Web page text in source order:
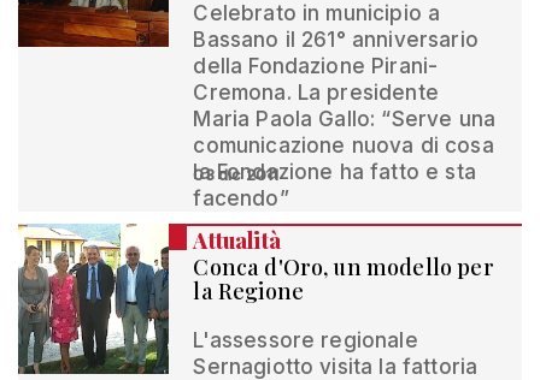
Celebrato in municipio a
Bassano il 261° anniversario
della Fondazione Pirani-
Cremona. La presidente
Maria Paola Gallo: “Serve una
comunicazione nuova di cosa
la Fondazione ha fatto e sta
facendo”
03 dic 2011
Attualità
Conca d'Oro, un modello per
la Regione
L'assessore regionale
Sernagiotto visita la fattoria